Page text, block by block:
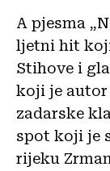
A pjesma
ljetni hit
Stihove i
koji je
zadarske
spot koji je
rijeku